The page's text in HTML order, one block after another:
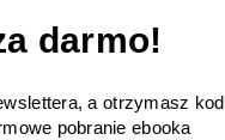
darmo!
a otrzymasz kod
pobranie ebooka